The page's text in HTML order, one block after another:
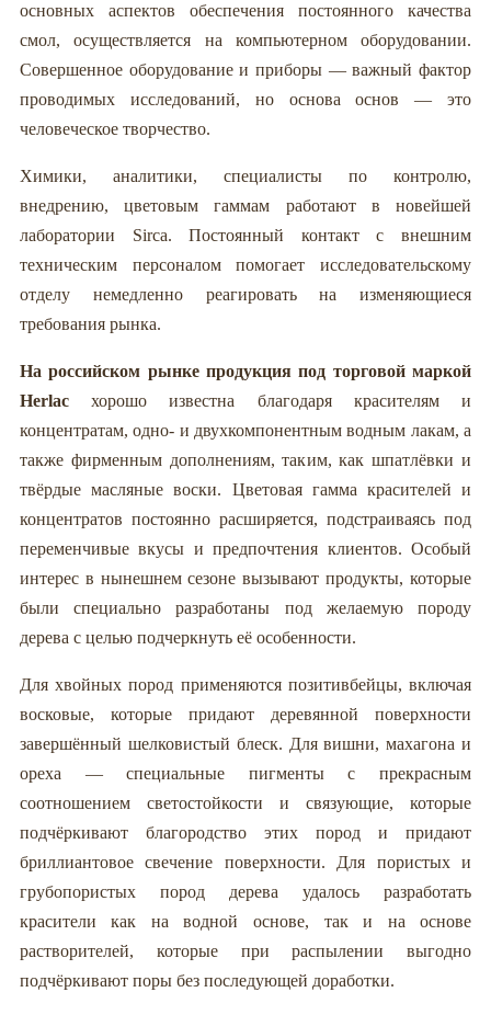
основных аспектов обеспечения постоянного качества
смол, осуществляется на компьютерном оборудовании.
Совершенное оборудование и приборы — важный фактор
проводимых исследований, но основа основ — это
человеческое творчество.
Химики, аналитики, специалисты по контролю,
внедрению, цветовым гаммам работают в новейшей
лаборатории Sirca. Постоянный контакт с внешним
техническим персоналом помогает исследовательскому
отделу немедленно реагировать на изменяющиеся
требования рынка.
На российском рынке продукция под торговой маркой
Herlacхорошо известна благодаря красителям и
концентратам, одно- и двухкомпонентным водным лакам, а
также фирменным дополнениям, таким, как шпатлёвки и
твёрдые масляные воски. Цветовая гамма красителей и
концентратов постоянно расширяется, подстраиваясь под
переменчивые вкусы и предпочтения клиентов. Особый
интерес в нынешнем сезоне вызывают продукты, которые
были специально разработаны под желаемую породу
дерева с целью подчеркнуть её особенности.
Для хвойных пород применяются позитивбейцы, включая
восковые, которые придают деревянной поверхности
завершённый шелковистый блеск. Для вишни, махагона и
ореха — специальные пигменты с прекрасным
соотношением светостойкости и связующие, которые
подчёркивают благородство этих пород и придают
бриллиантовое свечение поверхности. Для пористых и
грубопористых пород дерева удалось разработать
красители как на водной основе, так и на основе
растворителей, которые при распылении выгодно
подчёркивают поры без последующей доработки.